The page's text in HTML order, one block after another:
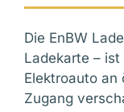
Die EnBW
Ladekarte – ist
Elektroauto an
Zugang